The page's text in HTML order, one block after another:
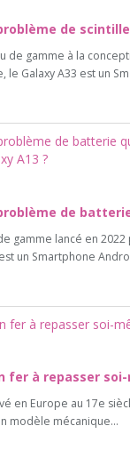
de gamme à la
Galaxy A33 est un
gamme lancé en 2022
un Smartphone
fer à repasser soi-
en Europe au 17e
modèle mécanique...